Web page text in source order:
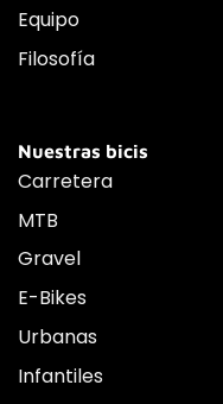
Equipo
Filosofía
Nuestras bicis
Carretera
MTB
Gravel
E-Bikes
Urbanas
Infantiles